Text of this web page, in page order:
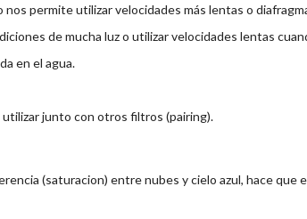
nos permite utilizar velocidades más lentas o
de mucha luz o utilizar velocidades lentas
en el agua.
utilizar junto con otros filtros (pairing).
(saturacion) entre nubes y cielo azul, hace que